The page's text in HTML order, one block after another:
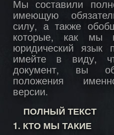
Мы составили
имеющую
силу, а также
которые, как мы
юридический язык
имейте в виду,
документ, вы
положения
версии.
ПОЛНЫЙ ТЕКСТ
1. КТО МЫ ТАКИЕ